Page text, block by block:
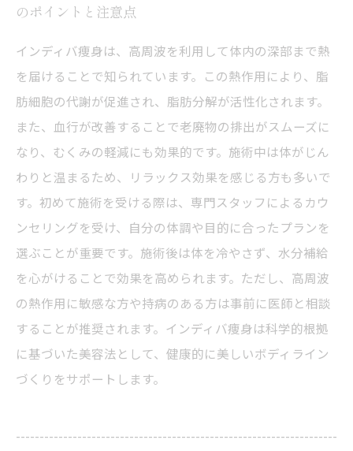
のポイントと注意点
インディバ痩身は、高周波を利用して体内の深部まで熱
を届けることで知られています。この熱作用により、脂
肪細胞の代謝が促進され、脂肪分解が活性化されます。
また、血行が改善することで老廃物の排出がスムーズに
なり、むくみの軽減にも効果的です。施術中は体がじん
わりと温まるため、リラックス効果を感じる方も多いで
す。初めて施術を受ける際は、専門スタッフによるカウ
ンセリングを受け、自分の体調や目的に合ったプランを
選ぶことが重要です。施術後は体を冷やさず、水分補給
を心がけることで効果を高められます。ただし、高周波
の熱作用に敏感な方や持病のある方は事前に医師と相談
することが推奨されます。インディバ痩身は科学的根拠
に基づいた美容法として、健康的に美しいボディライン
づくりをサポートします。
--------------------------------------------------------------------